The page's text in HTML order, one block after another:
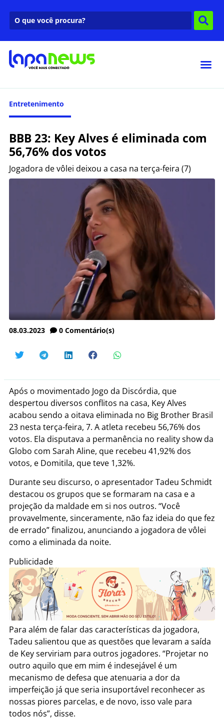
Entretenimento
BBB 23: Key Alves é eliminada com
56,76% dos votos
Jogadora de vôlei deixou a casa na terça-feira (7)
08.03.2023 0 Comentário(s)
Após o movimentado Jogo da Discórdia, que
despertou diversos conflitos na casa, Key Alves
acabou sendo a oitava eliminada no Big Brother Brasil
23 nesta terça-feira, 7. A atleta recebeu 56,76% dos
votos. Ela disputava a permanência no reality show da
Globo com Sarah Aline, que recebeu 41,92% dos
votos, e Domitila, que teve 1,32%.
Durante seu discurso, o apresentador Tadeu Schmidt
destacou os grupos que se formaram na casa e a
projeção da maldade em si nos outros. “Você
provavelmente, sinceramente, não faz ideia do que fez
de errado” finalizou, anunciando a jogadora de vôlei
como a eliminada da noite.
Publicidade
Para além de falar das características da jogadora,
Tadeu salientou que as questões que levaram a saída
de Key serviriam para outros jogadores. “Projetar no
outro aquilo que em mim é indesejável é um
mecanismo de defesa que atenuaria a dor da
imperfeição já que seria insuportável reconhecer as
nossas piores parcelas, e de novo, isso vale para
todos nós”, disse.